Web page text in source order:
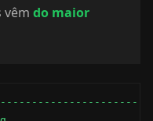
vêm do maior